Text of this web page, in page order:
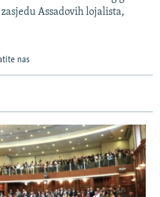
Assadovih lojalista,
nas